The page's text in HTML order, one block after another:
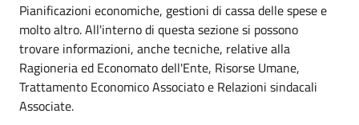
Pianificazioni economiche, gestioni di cassa delle spese e
molto altro. All'interno di questa sezione si possono
trovare informazioni, anche tecniche, relative alla
Ragioneria ed Economato dell'Ente, Risorse Umane,
Trattamento Economico Associato e Relazioni sindacali
Associate.